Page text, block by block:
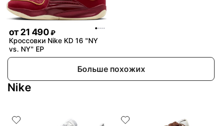
от21 490 ₽
Кроссовки Nike KD 16 "NY
vs. NY" EP
Больше похожих
Nike